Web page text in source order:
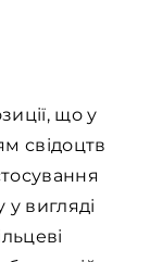
що у
свідоцтв
вигляді